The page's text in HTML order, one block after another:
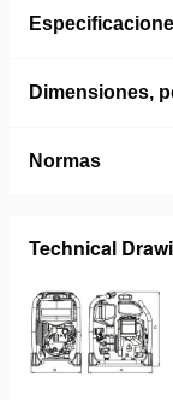
Dimensiones,
Normas
Technical